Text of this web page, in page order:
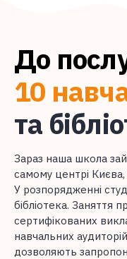
До
10
та
Зараз наша школа
самому центрі
У розпорядженні
бібліотека. Заняття
сертифікованих
навчальних
дозволяють